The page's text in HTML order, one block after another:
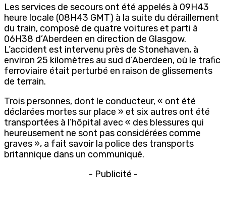
Les services de secours ont été appelés à 09H43
heure locale (08H43 GMT) à la suite du déraillement
du train, composé de quatre voitures et parti à
06H38 d’Aberdeen en direction de Glasgow.
L’accident est intervenu près de Stonehaven, à
environ 25 kilomètres au sud d’Aberdeen, où le trafic
ferroviaire était perturbé en raison de glissements
de terrain.
Trois personnes, dont le conducteur, « ont été
déclarées mortes sur place » et six autres ont été
transportées à l’hôpital avec « des blessures qui
heureusement ne sont pas considérées comme
graves », a fait savoir la police des transports
britannique dans un communiqué.
- Publicité -